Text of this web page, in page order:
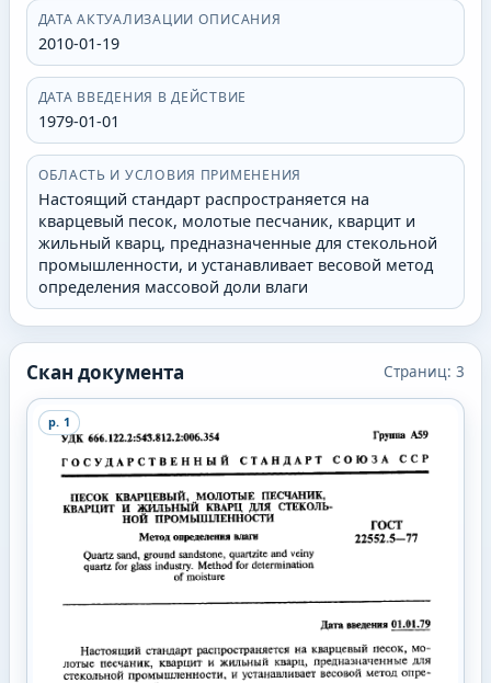
ДАТА АКТУАЛИЗАЦИИ ОПИСАНИЯ
2010-01-19
ДАТА ВВЕДЕНИЯ В ДЕЙСТВИЕ
1979-01-01
ОБЛАСТЬ И УСЛОВИЯ ПРИМЕНЕНИЯ
Настоящий стандарт распространяется на
кварцевый песок, молотые песчаник, кварцит и
жильный кварц, предназначенные для стекольной
промышленности, и устанавливает весовой метод
определения массовой доли влаги
Скан документа Страниц:3
p. 1